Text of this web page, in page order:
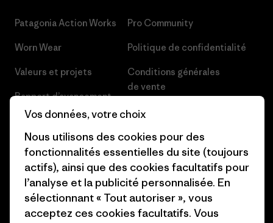
Patagonia Action Works
Worn Wear
Valeurs et projets
Rapport d’avancement
Business Unusual
Objectifs climatiques
1% For The Planet
Comment nous finançons
Cartes cadeaux
Pro Community
Politique de confidentialité
Conditions générales
de vente
Préférences de cookie
Carrières
Presse et media
Industry program
Programme d’affiliation
Vos données, votre choix
Nous utilisons des cookies pour des
fonctionnalités essentielles du site (toujours
actifs), ainsi que des cookies facultatifs pour
l’analyse et la publicité personnalisée. En
sélectionnant « Tout autoriser », vous
acceptez ces cookies facultatifs. Vous